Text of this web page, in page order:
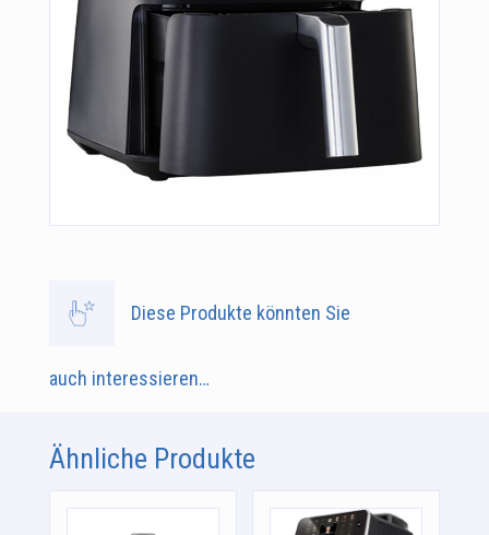
Diese Produkte könnten Sie
auch interessieren…
Ähnliche Produkte